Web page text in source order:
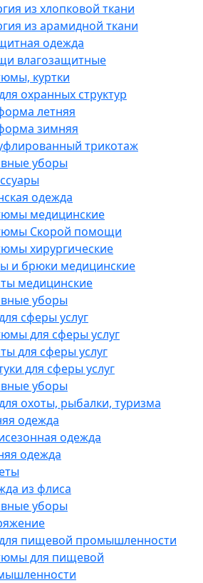
из хлопковой ткани
из арамидной ткани
одежда
влагозащитные
куртки
охранных структур
летняя
зимняя
трикотаж
уборы
одежда
медицинские
Скорой помощи
хирургические
и брюки медицинские
медицинские
уборы
сферы услуг
для сферы услуг
для сферы услуг
для сферы услуг
уборы
охоты, рыбалки, туризма
одежда
одежда
одежда
из флиса
уборы
пищевой промышленности
для пищевой